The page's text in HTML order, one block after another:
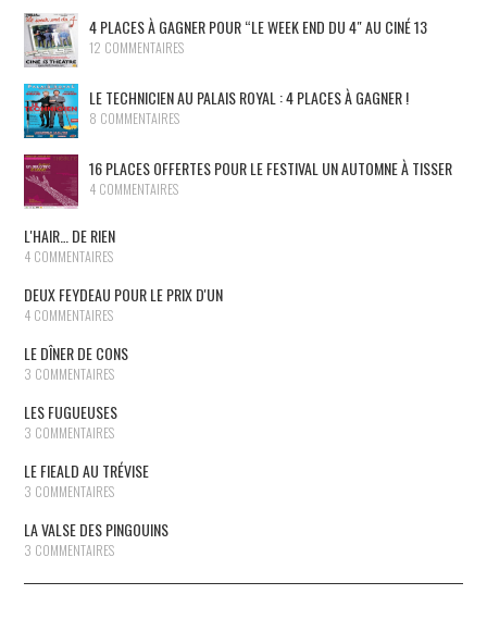
4 PLACES À GAGNER POUR “LE WEEK END DU 4″ AU CINÉ 13
12 COMMENTAIRES
LE TECHNICIEN AU PALAIS ROYAL : 4 PLACES À GAGNER !
8 COMMENTAIRES
16 PLACES OFFERTES POUR LE FESTIVAL UN AUTOMNE À TISSER
4 COMMENTAIRES
L'HAIR… DE RIEN
4 COMMENTAIRES
DEUX FEYDEAU POUR LE PRIX D'UN
4 COMMENTAIRES
LE DÎNER DE CONS
3 COMMENTAIRES
LES FUGUEUSES
3 COMMENTAIRES
LE FIEALD AU TRÉVISE
3 COMMENTAIRES
LA VALSE DES PINGOUINS
3 COMMENTAIRES